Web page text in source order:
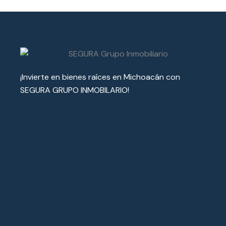
¡Invierte en bienes raíces en Michoacán con
SEGURA GRUPO INMOBILARIO!